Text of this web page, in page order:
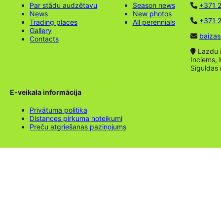
Par stādu audzētavu
News
Trading places
Gallery
Contacts
Season news
New photos
All perennials
+371
+371
Lazdu
Inciems,
Siguldas
E-veikala informācija
Privātuma politika
Distances pirkuma noteikumi
Preču atgriešanas paziņojums